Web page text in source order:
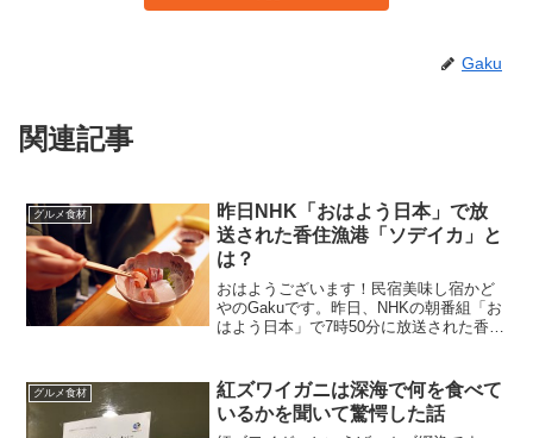
Gaku
関連記事
グルメ食材
昨日NHK「おはよう日本」で放
送された香住漁港「ソデイカ」と
は？
おはようございます！民宿美味し宿かど
やのGakuです。昨日、NHKの朝番組「お
はよう日本」で7時50分に放送された香住
い！正式名称ソデイカ、地元香住では赤
いか（アカイカ...
グルメ食材
紅ズワイガニは深海で何を食べて
いるかを聞いて驚愕した話